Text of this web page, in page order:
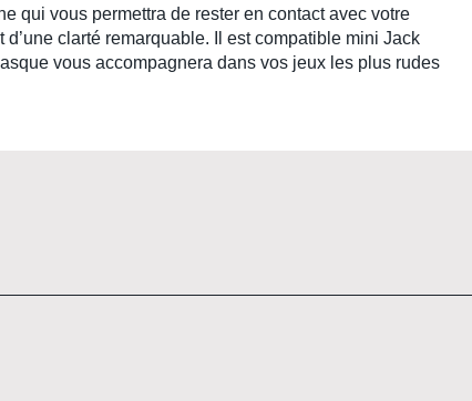
qui vous permettra de rester en contact avec votre
clarté remarquable. Il est compatible mini Jack
vous accompagnera dans vos jeux les plus rudes